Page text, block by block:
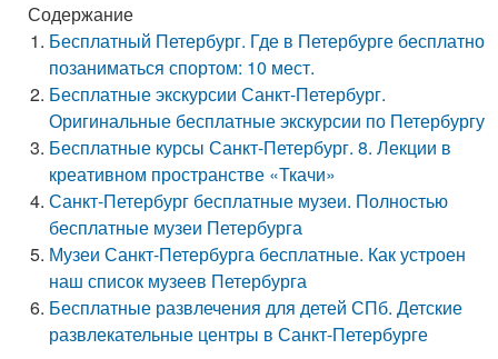
Содержание
Бесплатный Петербург. Где в Петербурге бесплатно
позаниматься спортом: 10 мест.
Бесплатные экскурсии Санкт-Петербург.
Оригинальные бесплатные экскурсии по Петербургу
Бесплатные курсы Санкт-Петербург. 8. Лекции в
креативном пространстве «Ткачи»
Санкт-Петербург бесплатные музеи. Полностью
бесплатные музеи Петербурга
Музеи Санкт-Петербурга бесплатные. Как устроен
наш список музеев Петербурга
Бесплатные развлечения для детей СПб. Детские
развлекательные центры в Санкт-Петербурге